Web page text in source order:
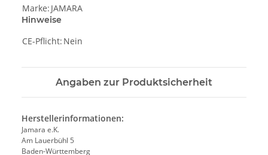
Marke: JAMARA
Hinweise
CE-Pflicht: Nein
Angaben zur Produktsicherheit
Herstellerinformationen:
Jamara e.K.
Am Lauerbühl 5
Baden-Württemberg